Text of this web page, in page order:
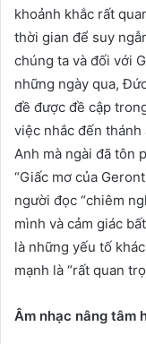
khoảnh khắc rất
thời gian để suy
chúng ta và đối với
những ngày qua,
đề được đề cập
việc nhắc đến
Anh mà ngài đã tôn
“Giấc mơ của
người đọc “chiêm
mình và cảm giác
là những yếu tố khác
mạnh là “rất quan
Âm nhạc nâng tâm